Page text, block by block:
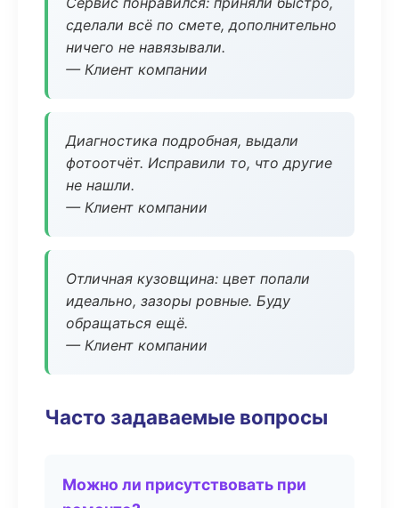
сделали всё по смете, дополнительно
ничего не навязывали.
— Клиент компании
Диагностика подробная, выдали
фотоотчёт. Исправили то, что другие
не нашли.
— Клиент компании
Отличная кузовщина: цвет попали
идеально, зазоры ровные. Буду
обращаться ещё.
— Клиент компании
Часто задаваемые вопросы
Можно ли присутствовать при